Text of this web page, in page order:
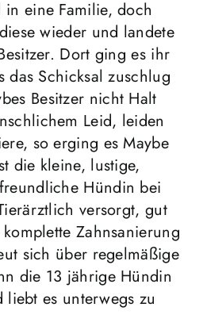
eine Familie, doch
wieder und landete
Dort ging es ihr
das Schicksal zuschlug
Besitzer nicht Halt
Leid, leiden
so erging es Maybe
die kleine, lustige,
Hündin bei
versorgt, gut
Zahnsanierung
sich über regelmäßige
die 13 jährige Hündin
es unterwegs zu